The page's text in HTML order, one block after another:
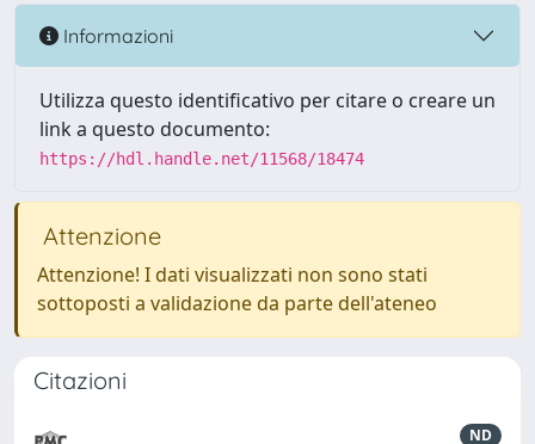
Informazioni
Utilizza questo identificativo per citare o creare un
link a questo documento:
https://hdl.handle.net/11568/18474
Attenzione
Attenzione! I dati visualizzati non sono stati
sottoposti a validazione da parte dell'ateneo
Citazioni
ND